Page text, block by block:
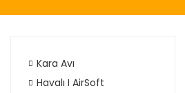
Kara Avı
Havalı I AirSoft